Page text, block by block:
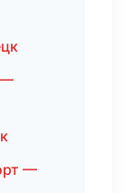
—
—